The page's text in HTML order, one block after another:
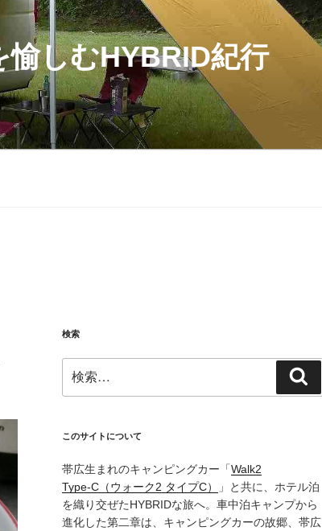
愉しむHYBRID紀行
検索
索:
索
このサイトについて
帯広生まれのキャンピングカー「Walk2
Type‑C（ウォーク2 タイプC）
」と共に、ホテル泊
を織り交ぜたHYBRIDな旅へ。車中泊キャンプから
進化した第二章は、キャンピングカーの故郷、帯広